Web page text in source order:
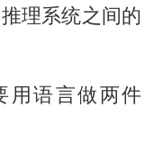
理系统之间的
用语言做两件